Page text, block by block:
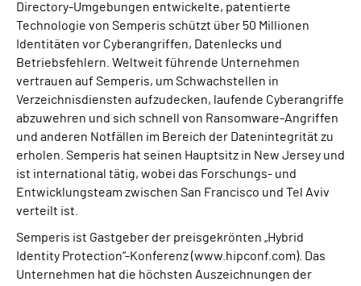
Directory-Umgebungen entwickelte, patentierte
Technologie von Semperis schützt über 50 Millionen
Identitäten vor Cyberangriffen, Datenlecks und
Betriebsfehlern. Weltweit führende Unternehmen
vertrauen auf Semperis, um Schwachstellen in
Verzeichnisdiensten aufzudecken, laufende Cyberangriffe
abzuwehren und sich schnell von Ransomware-Angriffen
und anderen Notfällen im Bereich der Datenintegrität zu
erholen. Semperis hat seinen Hauptsitz in New Jersey und
ist international tätig, wobei das Forschungs- und
Entwicklungsteam zwischen San Francisco und Tel Aviv
verteilt ist.
Semperis ist Gastgeber der preisgekrönten „Hybrid
Identity Protection“-Konferenz (www.hipconf.com). Das
Unternehmen hat die höchsten Auszeichnungen der